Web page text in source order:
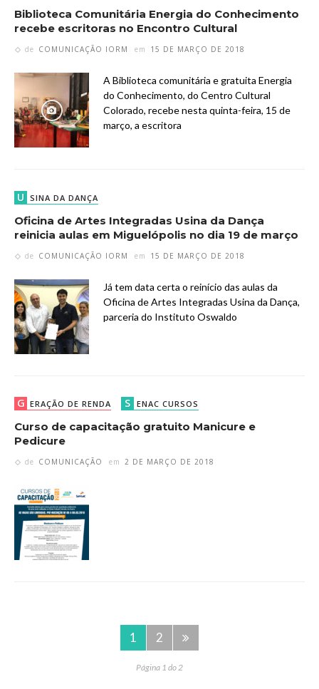
Biblioteca Comunitária Energia do Conhecimento
recebe escritoras no Encontro Cultural
de COMUNICAÇÃO IORM em 15 DE MARÇO DE 2018
A Biblioteca comunitária e gratuita Energia
do Conhecimento, do Centro Cultural
Colorado, recebe nesta quinta-feira, 15 de
março, a escritora
U SINA DA DANÇA
Oficina de Artes Integradas Usina da Dança
reinicia aulas em Miguelópolis no dia 19 de março
de COMUNICAÇÃO IORM em 15 DE MARÇO DE 2018
Já tem data certa o reinício das aulas da
Oficina de Artes Integradas Usina da Dança,
parceria do Instituto Oswaldo
G ERAÇÃO DE RENDA S ENAC CURSOS
Curso de capacitação gratuito Manicure e
Pedicure
de COMUNICAÇÃO em 2 DE MARÇO DE 2018
1 2
Página 1 do 2